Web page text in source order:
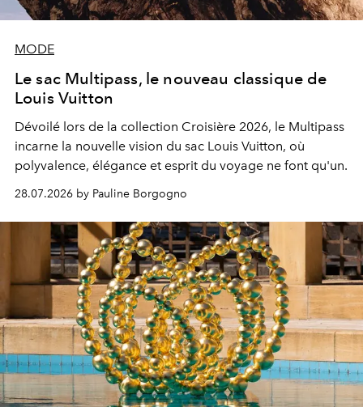
MODE
Le sac Multipass, le nouveau classique de
Louis Vuitton
Dévoilé lors de la collection Croisière 2026, le Multipass
incarne la nouvelle vision du sac Louis Vuitton, où
polyvalence, élégance et esprit du voyage ne font qu'un.
28.07.2026 by Pauline Borgogno